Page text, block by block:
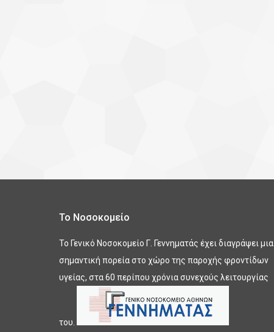
Το Νοσοκομείο
Το Γενικό Νοσοκομείο Γ. Γεννηματάς έχει διαγράψει μια
σημαντική πορεία στο χώρο της παροχής φροντίδων
υγείας, στα 60 περίπου χρόνια συνεχούς λειτουργίας
του.